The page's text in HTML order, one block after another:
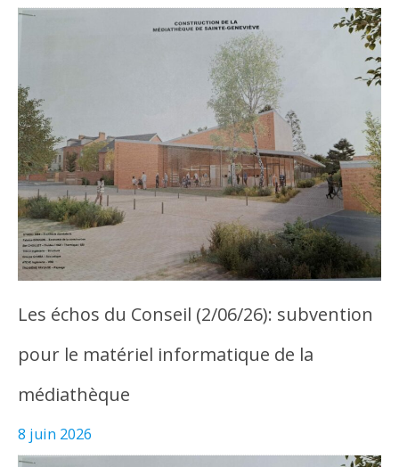
Les échos du Conseil (2/06/26): subvention
pour le matériel informatique de la
médiathèque
8 juin 2026